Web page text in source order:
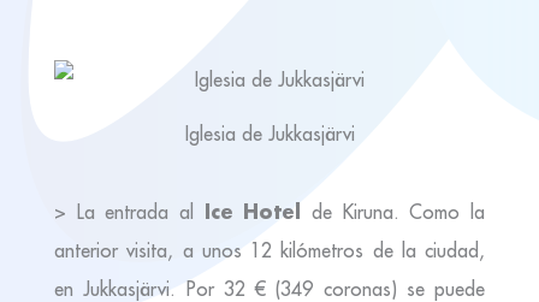
Iglesia de Jukkasjärvi
> La entrada al Ice Hotel de Kiruna. Como la
anterior visita, a unos 12 kilómetros de la ciudad,
en Jukkasjärvi. Por 32 € (349 coronas) se puede